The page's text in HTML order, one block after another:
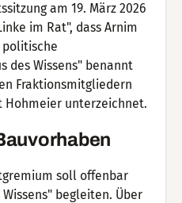
am 19. März 2026
im Rat", dass Arnim
politische
des Wissens" benannt
Fraktionsmitgliedern
Hohmeier unterzeichnet.
soll offenbar
begleiten. Über